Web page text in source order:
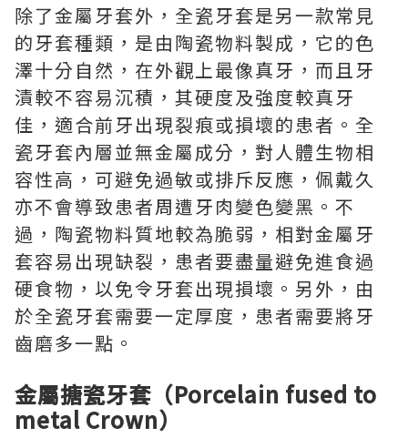
除了金屬牙套外，全瓷牙套是另一款常見
的牙套種類，是由陶瓷物料製成，它的色
澤十分自然，在外觀上最像真牙，而且牙
漬較不容易沉積，其硬度及強度較真牙
佳，適合前牙出現裂痕或損壞的患者。全
瓷牙套內層並無金屬成分，對人體生物相
容性高，可避免過敏或排斥反應，佩戴久
亦不會導致患者周遭牙肉變色變黑。不
過，陶瓷物料質地較為脆弱，相對金屬牙
套容易出現缺裂，患者要盡量避免進食過
硬食物，以免令牙套出現損壞。另外，由
於全瓷牙套需要一定厚度，患者需要將牙
齒磨多一點。
金屬搪瓷牙套（Porcelain fused to
metal Crown）